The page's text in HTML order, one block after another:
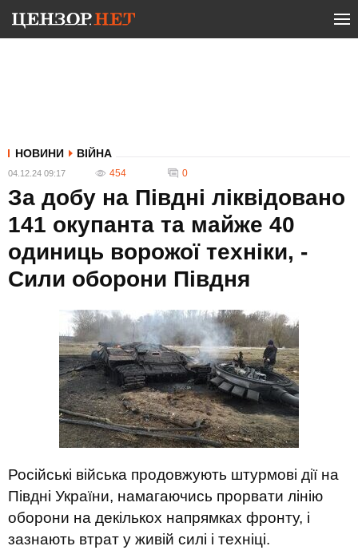
НОВИНИ ВІЙНА
04.12.24 09:17 454 0
За добу на Півдні ліквідовано
141 окупанта та майже 40
одиниць ворожої техніки, -
Сили оборони Півдня
Російські війська продовжують штурмові дії на
Півдні України, намагаючись прорвати лінію
оборони на декількох напрямках фронту, і
зазнають втрат у живій силі і техніці.